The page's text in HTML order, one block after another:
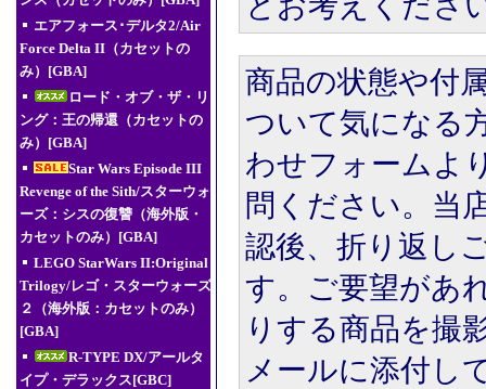
エアフォース･デルタ2/Air
Force Delta II（カセットの
み）[GBA]
ロード・オブ・ザ・リ
ング：王の帰還（カセットの
み）[GBA]
Star Wars Episode III
Revenge of the Sith/スターウォ
ーズ：シスの復讐（海外版・
カセットのみ）[GBA]
LEGO StarWars II:Original
Trilogy/レゴ・スターウォーズ
２（海外版：カセットのみ）
[GBA]
R-TYPE DX/アールタ
イプ・デラックス[GBC]
商品の状態や付
ついて気になる
わせフォームよ
問ください。当
認後、折り返し
す。ご要望があ
りする商品を撮
メールに添付し